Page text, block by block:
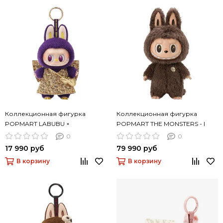
Коллекционная фигурка
POPMART LABUBU ×
PRONOUNCE - WINGS OF
FORTUNE Vinyl Plush Hanging
0
17 990 руб
В корзину
Коллекционная фигурка
POPMART THE MONSTERS - I
FOUND YOU Vinyl Face Doll
0
79 990 руб
В корзину